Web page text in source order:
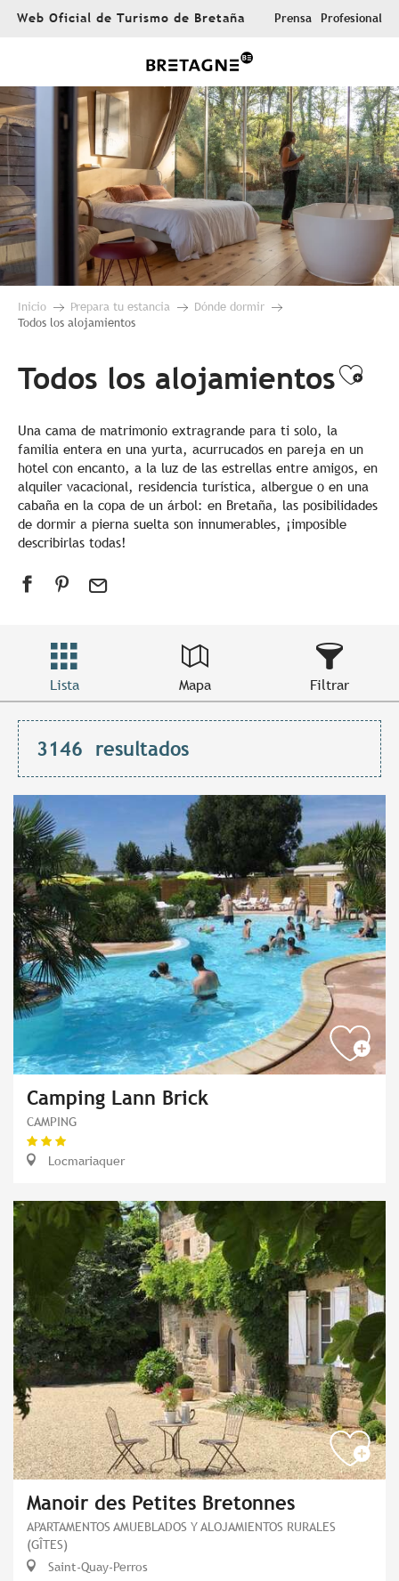
AllerWeb Oficial de Turismo de Bretaña Prensa Profesional
Inicio Prepara tu estancia
Dónde dormir
Todos los alojamientos
Todos los alojamientos
Una cama de matrimonio extragrande para ti solo, la
familia entera en una yurta, acurrucados en pareja en un
hotel con encanto, a la luz de las estrellas entre amigos, en
alquiler vacacional, residencia turística, albergue o en una
cabaña en la copa de un árbol: en Bretaña, las posibilidades
de dormir a pierna suelta son innumerables, ¡imposible
describirlas todas!
Lista Mapa Filtrar
3146 resultados
Camping Lann Brick
CAMPING
Locmariaquer
Manoir des Petites Bretonnes
APARTAMENTOS AMUEBLADOS Y ALOJAMIENTOS RURALES
(GÎTES)
Saint-Quay-Perros